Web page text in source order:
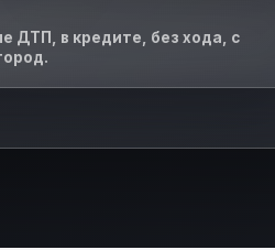
ДТП, в кредите, без хода, с